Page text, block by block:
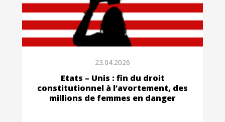
23.04.2026
Etats – Unis : fin du droit
constitutionnel à l’avortement, des
millions de femmes en danger